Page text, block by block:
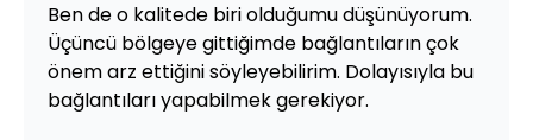
Ben de o kalitede biri olduğumu düşünüyorum.
Üçüncü bölgeye gittiğimde bağlantıların çok
önem arz ettiğini söyleyebilirim. Dolayısıyla bu
bağlantıları yapabilmek gerekiyor.